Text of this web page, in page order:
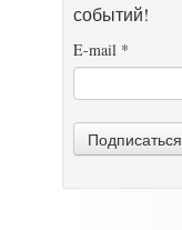
событий!
E-mail *
Подписаться